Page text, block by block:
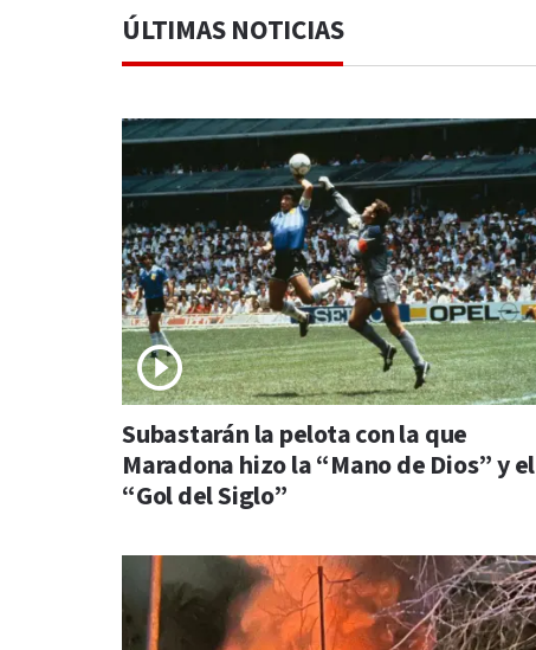
ÚLTIMAS NOTICIAS
Subastarán la pelota con la que
Maradona hizo la “Mano de Dios” y el
“Gol del Siglo”